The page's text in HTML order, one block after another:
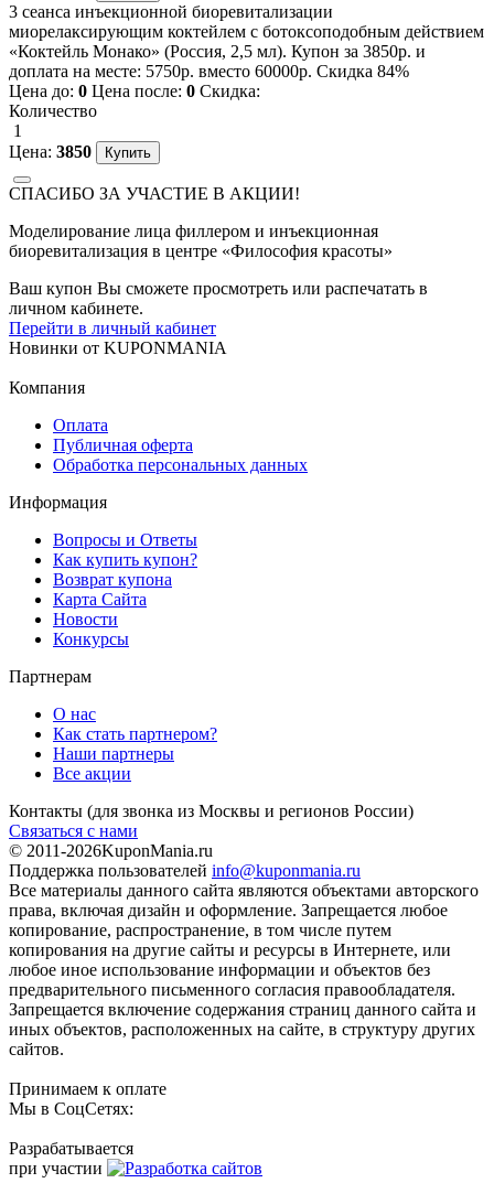
3 сеанса инъекционной биоревитализации
миорелаксирующим коктейлем с ботоксоподобным действием
«Коктейль Монако» (Россия, 2,5 мл). Купон за 3850р. и
доплата на месте: 5750р. вместо 60000р. Скидка 84%
Цена до: 0 Цена после: 0 Скидка:
Количество
1
Цена: 3850
СПАСИБО ЗА УЧАСТИЕ В АКЦИИ!
Моделирование лица филлером и инъекционная
биоревитализация в центре «Философия красоты»
Ваш купон Вы сможете просмотреть или распечатать в
личном кабинете.
Перейти в личный кабинет
Новинки от KUPONMANIA
Компания
Оплата
Публичная оферта
Обработка персональных данных
Информация
Вопросы и Ответы
Как купить купон?
Возврат купона
Карта Сайта
Новости
Конкурсы
Партнерам
О нас
Как стать партнером?
Наши партнеры
Все акции
Контакты (для звонка из Москвы и регионов России)
Связаться с нами
© 2011-2026KuponMania.ru
Поддержка пользователей info@kuponmania.ru
Все материалы данного сайта являются объектами авторского
права, включая дизайн и оформление. Запрещается любое
копирование, распространение, в том числе путем
копирования на другие сайты и ресурсы в Интернете, или
любое иное использование информации и объектов без
предварительного письменного согласия правообладателя.
Запрещается включение содержания страниц данного сайта и
иных объектов, расположенных на сайте, в структуру других
сайтов.
Принимаем к оплате
Мы в СоцСетях:
Разрабатывается
при участии